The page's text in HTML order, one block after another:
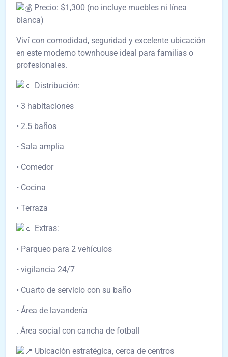
Precio: $1,300 (no incluye muebles ni línea
blanca)
Viví con comodidad, seguridad y excelente ubicación
en este moderno townhouse ideal para familias o
profesionales.
Distribución:
• 3 habitaciones
• 2.5 baños
• Sala amplia
• Comedor
• Cocina
• Terraza
Extras:
• Parqueo para 2 vehículos
• vigilancia 24/7
• Cuarto de servicio con su baño
• Área de lavandería
. Área social con cancha de fotball
Ubicación estratégica, cerca de centros